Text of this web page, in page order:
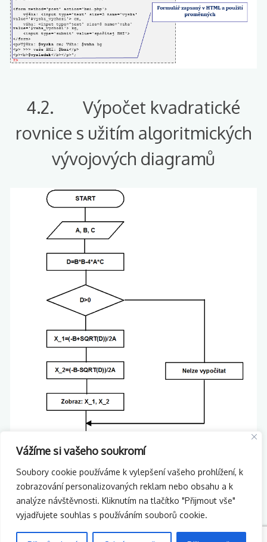
Vážíme si vašeho soukromí
Soubory cookie používáme k vylepšení vašeho prohlížení, k
zobrazování personalizovaných reklam nebo obsahu a k
analýze návštěvnosti. Kliknutím na tlačítko "Přijmout vše"
vyjadřujete souhlas s používáním souborů cookie.
4.2. Výpočet kvadratické
rovnice s užitím algoritmických
vývojových diagramů
Gymnázium Kolín
Studentský server Tleskač
ADMIN